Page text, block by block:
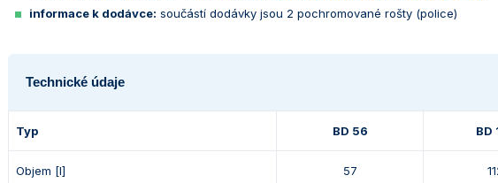
informace k dodávce: součástí dodávky jsou 2 pochromované rošty (police)
Technické údaje
Typ BD 56 BD
Objem [l] 57